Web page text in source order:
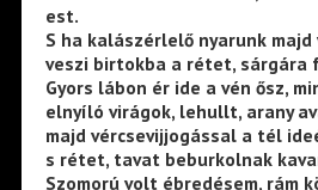
est.
S ha kalászérlelő nyarunk
veszi birtokba a rétet, sárgára
Gyors lábon ér ide a vén ősz,
elnyíló virágok, lehullt, arany
majd vércsevijjogással a tél
s rétet, tavat beburkolnak
Szomorú volt ébredésem, rám